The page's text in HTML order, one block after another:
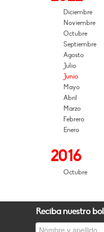
Diciembre
Noviembre
Octubre
Septiembre
Agosto
Julio
Junio
Mayo
Abril
Marzo
Febrero
Enero
2016
Octubre
Reciba nuestro